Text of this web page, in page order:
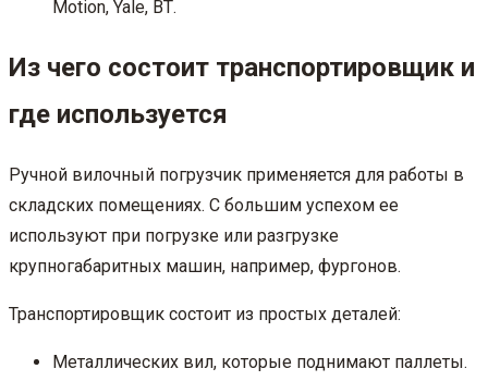
Motion, Yale, ВТ.
Из чего состоит транспортировщик и
где используется
Ручной вилочный погрузчик применяется для работы в
складских помещениях. С большим успехом ее
используют при погрузке или разгрузке
крупногабаритных машин, например, фургонов.
Транспортировщик состоит из простых деталей:
Металлических вил, которые поднимают паллеты.